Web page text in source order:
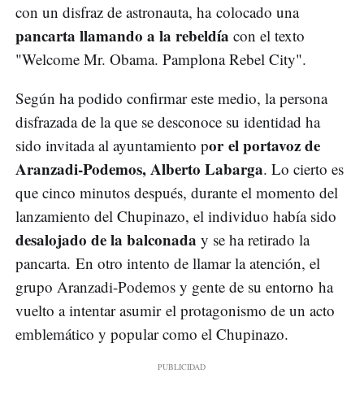
con un disfraz de astronauta, ha colocado una
pancarta llamando a la rebeldía con el texto
"Welcome Mr. Obama. Pamplona Rebel City".
Según ha podido confirmar este medio, la persona
disfrazada de la que se desconoce su identidad ha
sido invitada al ayuntamiento por el portavoz de
Aranzadi-Podemos, Alberto Labarga. Lo cierto es
que cinco minutos después, durante el momento del
lanzamiento del Chupinazo, el individuo había sido
desalojado de la balconada y se ha retirado la
pancarta. En otro intento de llamar la atención, el
grupo Aranzadi-Podemos y gente de su entorno ha
vuelto a intentar asumir el protagonismo de un acto
emblemático y popular como el Chupinazo.